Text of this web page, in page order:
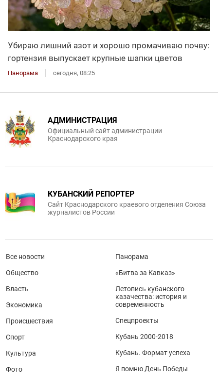
Убираю лишний азот и хорошо промачиваю почву:
гортензия выпускает крупные шапки цветов
Панорама сегодня, 08:25
АДМИНИСТРАЦИЯ
Официальный сайт администрации
Краснодарского края
КУБАНСКИЙ РЕПОРТЕР
Сайт Краснодарского краевого отделения Союза
журналистов России
Все новости
Общество
Власть
Экономика
Происшествия
Спорт
Культура
Фото
Панорама
«Битва за Кавказ»
Летопись кубанского
казачества: история и
современность
Спецпроекты
Кубань 2000-2018
Кубань. Формат успеха
Я помню День Победы